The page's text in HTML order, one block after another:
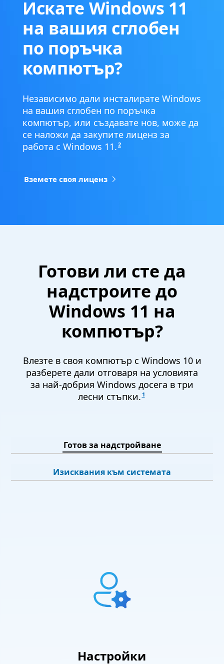
Искате Windows 11
на вашия сглобен
по поръчка
компютър?
Независимо дали инсталирате Windows
на вашия сглобен по поръчка
компютър, или създавате нов, може да
се наложи да закупите лиценз за
работа с Windows 11. 2
Вземете своя лиценз
Готови ли сте да
надстроите до
Windows 11 на
компютър?
Влезте в своя компютър с Windows 10 и
разберете дали отговаря на условията
за най-добрия Windows досега в три
лесни стъпки. 1
Готов за надстройване
Изисквания към системата
Настройки